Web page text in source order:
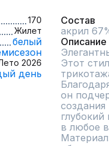
170
Жилет
белый
2026
день
Состав
акрил
Описание
Этот
он
в любое